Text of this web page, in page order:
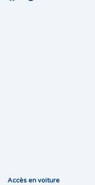
Accès en voiture